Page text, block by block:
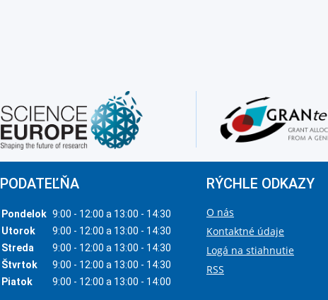
PODATEĽŇA
Pondelok 9:00 - 12:00 a 13:00 - 14:30
Utorok
9:00 - 12:00 a 13:00 - 14:30
Streda
9:00 - 12:00 a 13:00 - 14:30
Štvrtok
9:00 - 12:00 a 13:00 - 14:30
Piatok
9:00 - 12:00 a 13:00 - 14:00
RÝCHLE ODKAZY
O nás
Kontaktné údaje
Logá na stiahnutie
RSS